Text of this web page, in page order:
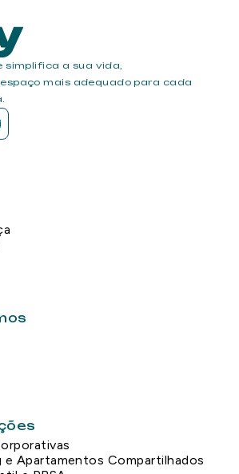
simplifica a sua vida,
mais adequado para cada
e Apartamentos Compartilhados